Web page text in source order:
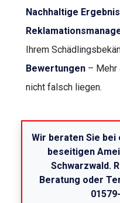
Nachhaltige
Ihrem
Bewertungen – Mehr
nicht falsch liegen.
Wir beraten Sie bei
beseitigen
Schwarzwald.
Beratung oder